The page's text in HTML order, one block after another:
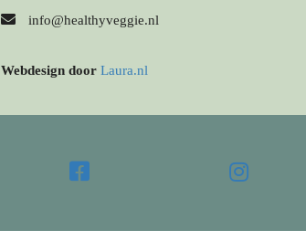
info@healthyveggie.nl
Webdesign door Laura.nl